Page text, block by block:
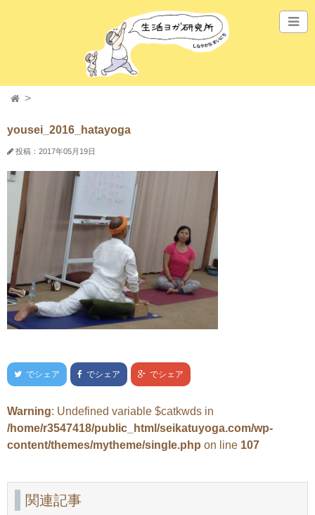
yousei_2016_hatayoga
投稿：2017年05月19日
でシェア でシェア でシェア
Warning: Undefined variable $catkwds in
/home/r3547418/public_html/seikatuyoga.com/wp-
content/themes/mytheme/single.php on line 107
関連記事